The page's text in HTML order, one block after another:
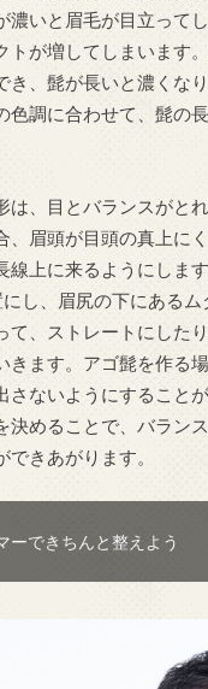
濃いと眉毛が目立って
トが増してしまいます
き、髭が長いと濃くな
色調に合わせて、髭の
は、目とバランスがと
、眉頭が目頭の真上に
線上に来るようにしま
し、眉尻の下にあるム
て、ストレートにした
きます。アゴ髭を作る
さないようにすること
決めることで、バラン
きあがります。
ーできちんと整えよう